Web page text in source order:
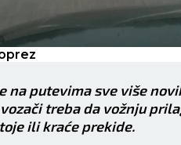
na putevima sve više
treba da vožnju
ili kraće prekide.
Vrtoglavica.